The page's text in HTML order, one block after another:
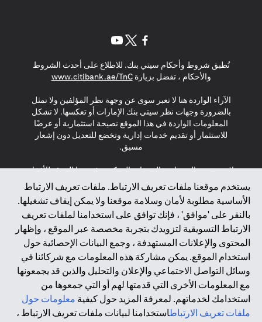
يستخدم موقعنا ملفات تعريف الارتباط. ملفات تعريف الارتباط
الأساسية مطلوبة لأمان وسلامة موقعنا ولا يمكن إيقاف تشغيلها.
بالنقر على 'موافق' ، فإنك توافق على استخدامنا لملفات تعريف
الارتباط التسويقية لتزويدك بتجربة مخصصة عبر الموقع ، وإظهار
المحتوى والإعلانات المستهدفة ، وجمع البيانات الإحصائية حول
استخدام الموقع. يمكن مشاركة هذه المعلومات مع شركائنا في
وسائل التواصل الاجتماعي والإعلان والتحليل والذين قد يجمعونها
مع المعلومات الأخرى التي قدمتها لهم أو التي جمعوها من
استخدامك لخدماتهم. لمعرفة المزيد حول كيفية معلومات حول
ملفات تعريف الارتباطاستخدامنا لبيانات ملفات تعريف الارتباط ،
تُطبق شروط وأحكام سيتي بنك. للاطلاع على أحدث الشروط
والأحكام ، تفضل بزيارةwww.citibank.ae/TnC
(opens in a new tab)
الآراء الواردة هنا لا تعبر سوى عن وجهة نظر المؤلفين ولا تمثل
بالضرورة وجهات نظر سيتي بنك الإمارات أو تعكسها. لا تشكل
المعلومات الواردة في هذا الموقع نصيحة استثمارية أو عرضًا
للاستثمار أو تقديم خدمات إدارية وتخضع للتعديل دون إشعار
مسبق.
لا يتم تقديم المنتجات والخدمات المذكورة في هذا الموقع للأفراد
المقيمين في الاتحاد الأوروبي أو المنطقة الاقتصادية الأوروبية أو
سويسرا أو غيرنسي أو جيرسي أو موناكو أو سان مارينو أو
الفاتيكان أو جزيرة مان أو المملكة المتحدة أو خصوصية البيانات
(لائحة حماية البيانات العامة \ قانون حماية البيانات الشخصية
العامة \ قانون خصوصية نيوزيلندا). المحتوى الموجود في هذه
الصفحة ليس ولا ينبغي تفسيره على أنه عرض أو دعوة أو دعوة
لشراء أو بيع أي من المنتجات والخدمات المذكورة هنا لمثل هؤلاء
الأفراد.
*GDPR – اللائحة العامة لحماية البيانات؛ * LGPD – Lei Geral de
Proteção de Dados Pessoais ; *NZPA – قانون الخصوصية
النيوزيلندي